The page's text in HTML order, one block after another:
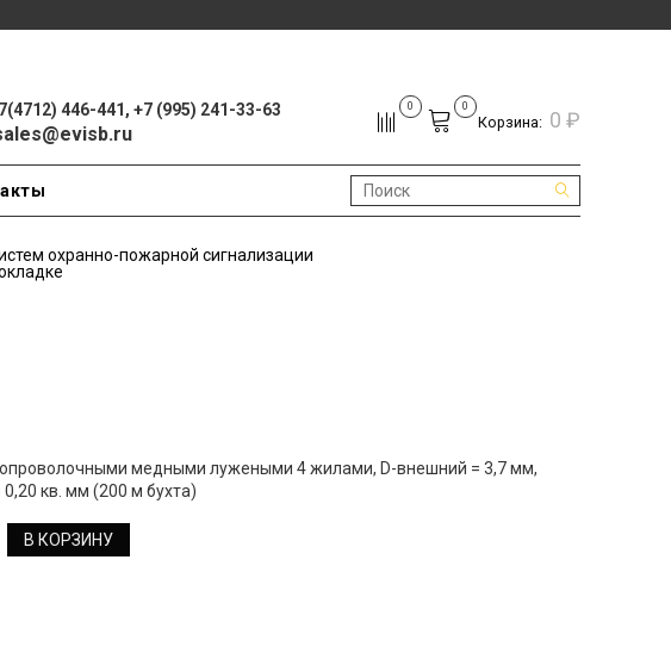
446-441, +7 (995) 241-33-63 0 0
Корзина: 0 ₽
охранно-пожарной сигнализации
медными лужеными 4 жилами, D-внешний = 3,7 мм,
кв. мм (200 м бухта)
В КОРЗИНУ